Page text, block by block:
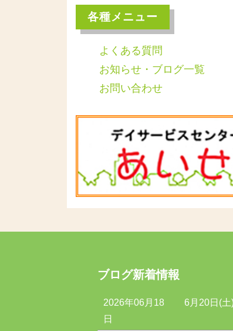
各種メニュー
よくある質問
お知らせ・ブログ一覧
お問い合わせ
ブログ新着情報
2026年06月18
日
6月20日(